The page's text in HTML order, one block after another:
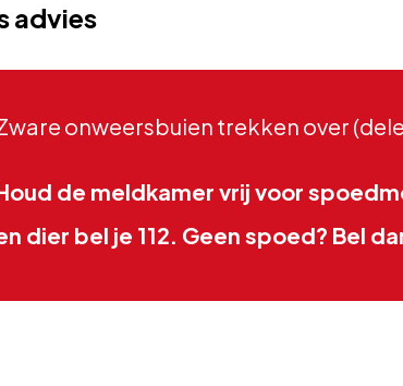
advies
onweersbuien trekken over
de meldkamer vrij voor
dier bel je 112. Geen spoed? Bel